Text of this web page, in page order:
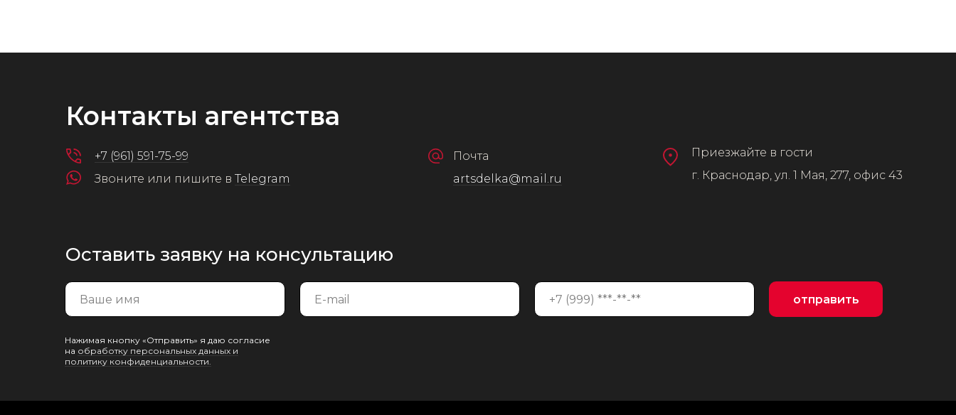
отправить
Оставить заявку на консультацию
Контакты агентства
+7 (961) 591-75-99
Звоните или пишите в Telegram
Почта
artsdelka@mail.ru
Приезжайте в гости
г. Краснодар, ул. 1 Мая, 277, офис 43
Нажимая кнопку «Отправить» я даю согласие
на обработку персональных данных и
политику конфиденциальности.